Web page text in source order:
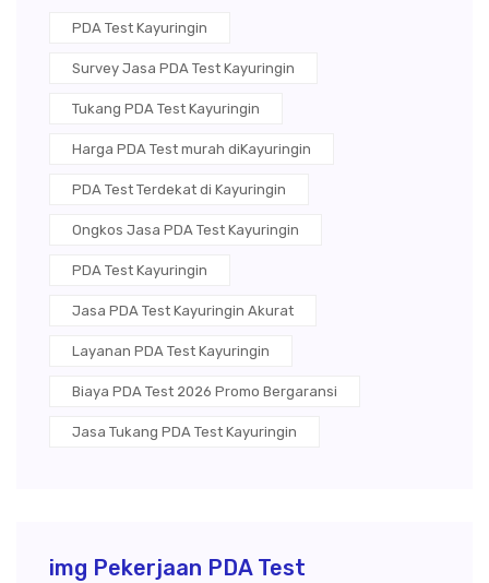
PDA Test Kayuringin
Survey Jasa PDA Test Kayuringin
Tukang PDA Test Kayuringin
Harga PDA Test murah diKayuringin
PDA Test Terdekat di Kayuringin
Ongkos Jasa PDA Test Kayuringin
PDA Test Kayuringin
Jasa PDA Test Kayuringin Akurat
Layanan PDA Test Kayuringin
Biaya PDA Test 2026 Promo Bergaransi
Jasa Tukang PDA Test Kayuringin
img Pekerjaan PDA Test